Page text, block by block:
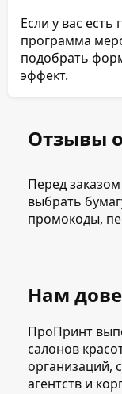
Если у вас
программа
подобрать
эффект.
Отзывы
Перед
выбрать
промокоды,
Нам
ПроПринт
салонов
организаций,
агентств и